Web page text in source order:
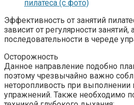
Эффективность от занятий
зависит от регулярности занятий,
последовательности в череде
Осторожность
Данное направление подобно
поэтому чрезвычайно важно
неторопливость при выполнении
упражнений. Также необходимо